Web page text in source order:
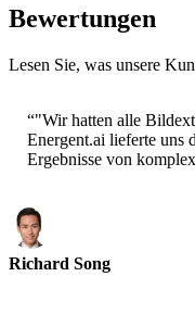
Bewertungen
Lesen Sie, was unsere
“"Wir hatten alle
Energent.ai lieferte uns
Ergebnisse von
Richard Song